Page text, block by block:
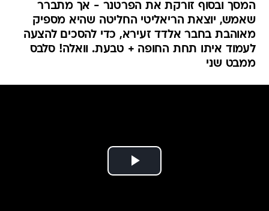
המסך ובסוף זורקת את הפרטנר - אך מתברר
שאמש, יוצאת הריאליטי החליטה שהיא מספיק
מאוהבת בחבר אלדד זעירא, כדי להסכים להצעה
לעמוד איתו תחת החופה + טבעת. וואלה! סלבס
ממבט שני